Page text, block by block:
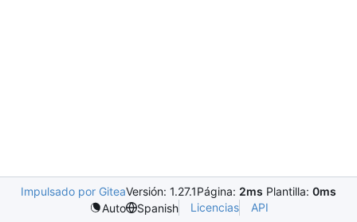
Impulsado por GiteaVersión: 1.27.1Página: 2ms Plantilla: 0ms
Auto
Spanish Licencias API